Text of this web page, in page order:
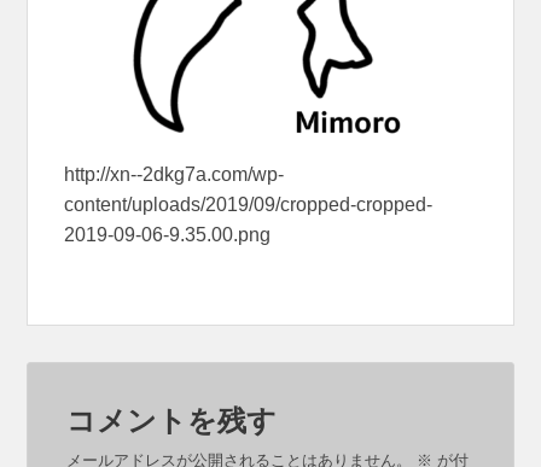
http://xn--2dkg7a.com/wp-
content/uploads/2019/09/cropped-cropped-
2019-09-06-9.35.00.png
コメントを残す
メールアドレスが公開されることはありません。 ※ が付